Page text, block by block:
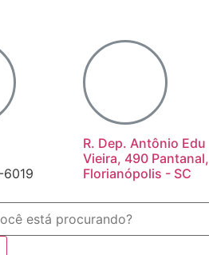
R. Dep. Antônio Edu
Vieira, 490 Pantanal,
Florianópolis - SC